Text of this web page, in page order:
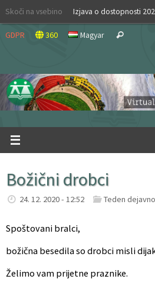
Skip
content
Skoči na vsebino Izjava o dostopnosti
GDPR 360 Magyar Search
Božični drobci
24. 12. 2020 - 12:52 Teden
Spoštovani bralci,
božična besedila so drobci misli
Želimo vam prijetne praznike.